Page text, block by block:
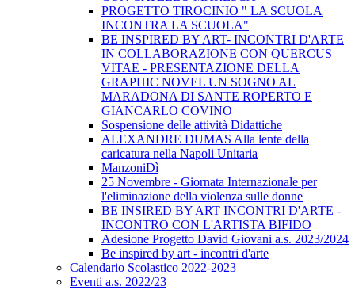
PROGETTO TIROCINIO " LA SCUOLA
INCONTRA LA SCUOLA"
BE INSPIRED BY ART- INCONTRI D'ARTE
IN COLLABORAZIONE CON QUERCUS
VITAE - PRESENTAZIONE DELLA
GRAPHIC NOVEL UN SOGNO AL
MARADONA DI SANTE ROPERTO E
GIANCARLO COVINO
Sospensione delle attività Didattiche
ALEXANDRE DUMAS Alla lente della
caricatura nella Napoli Unitaria
ManzoniDì
25 Novembre - Giornata Internazionale per
l'eliminazione della violenza sulle donne
BE INSIRED BY ART INCONTRI D'ARTE -
INCONTRO CON L'ARTISTA BIFIDO
Adesione Progetto David Giovani a.s. 2023/2024
Be inspired by art - incontri d'arte
Calendario Scolastico 2022-2023
Eventi a.s. 2022/23